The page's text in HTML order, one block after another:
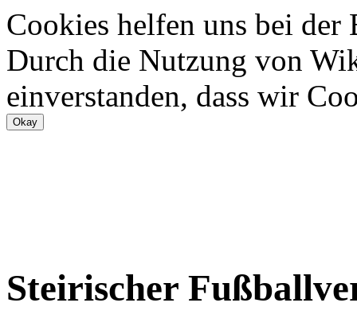
Cookies helfen uns bei
Durch die Nutzung von
einverstanden, dass wir
Steirischer